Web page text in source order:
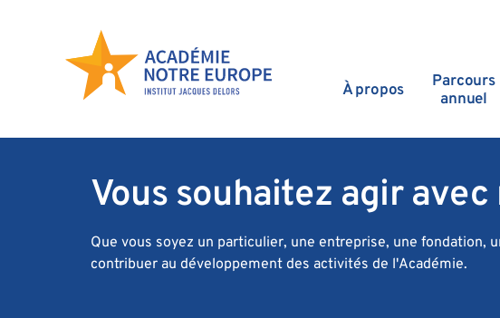
À propos
Parcours
annuel
Vous souhaitez agir avec
Que vous soyez un particulier, une entreprise, une
contribuer au développement des activités de l'Académie.